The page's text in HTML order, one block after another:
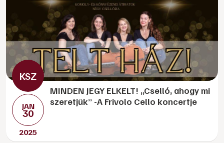
JAN
30
2025
MINDEN JEGY ELKELT! „Cselló, ahogy mi
szeretjük” -A Frivolo Cello koncertje